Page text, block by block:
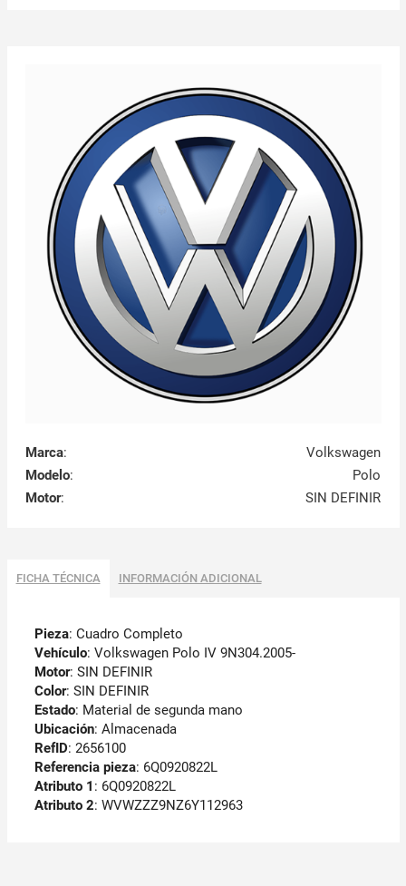
Marca:
Volkswagen
Modelo:
Polo
Motor: SIN DEFINIR
FICHA TÉCNICA INFORMACIÓN ADICIONAL
Pieza: Cuadro Completo
Vehículo: Volkswagen Polo IV 9N304.2005-
Motor: SIN DEFINIR
Color: SIN DEFINIR
Estado: Material de segunda mano
Ubicación: Almacenada
RefID: 2656100
Referencia pieza: 6Q0920822L
Atributo 1 : 6Q0920822L
Atributo 2: WVWZZZ9NZ6Y112963